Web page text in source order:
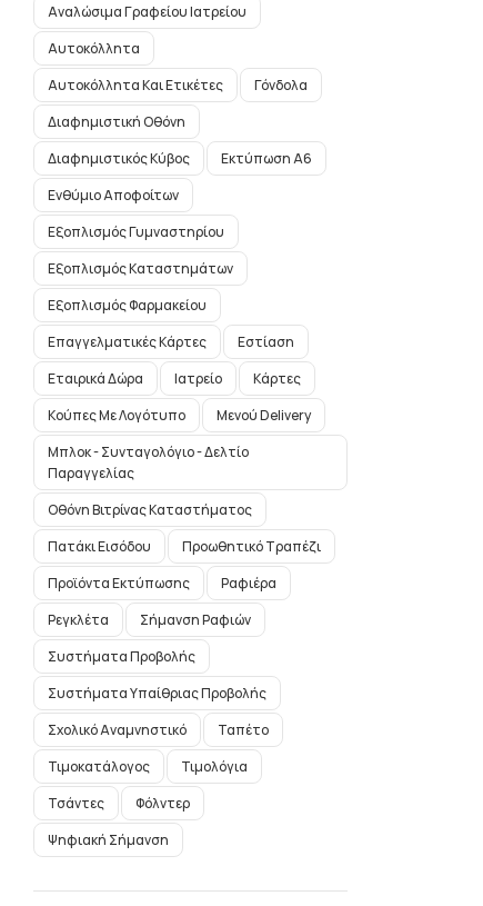
Αναλώσιμα Γραφείου Ιατρείου
Αυτοκόλλητα
Αυτοκόλλητα Και Ετικέτες
Γόνδολα
Διαφημιστική Οθόνη
Διαφημιστικός Κύβος
Εκτύπωση A6
Ενθύμιο Αποφοίτων
Εξοπλισμός Γυμναστηρίου
Εξοπλισμός Καταστημάτων
Εξοπλισμός Φαρμακείου
Επαγγελματικές Κάρτες
Εστίαση
Εταιρικά Δώρα
Ιατρείο
Κάρτες
Κούπες Με Λογότυπο
Μενού Delivery
Μπλοκ - Συνταγολόγιο - Δελτίο
Παραγγελίας
Οθόνη Βιτρίνας Καταστήματος
Πατάκι Εισόδου
Προωθητικό Τραπέζι
Προϊόντα Εκτύπωσης
Ραφιέρα
Ρεγκλέτα
Σήμανση Ραφιών
Συστήματα Προβολής
Συστήματα Υπαίθριας Προβολής
Σχολικό Αναμνηστικό
Ταπέτo
Τιμοκατάλογος
Τιμολόγια
Τσάντες
Φόλντερ
Ψηφιακή Σήμανση